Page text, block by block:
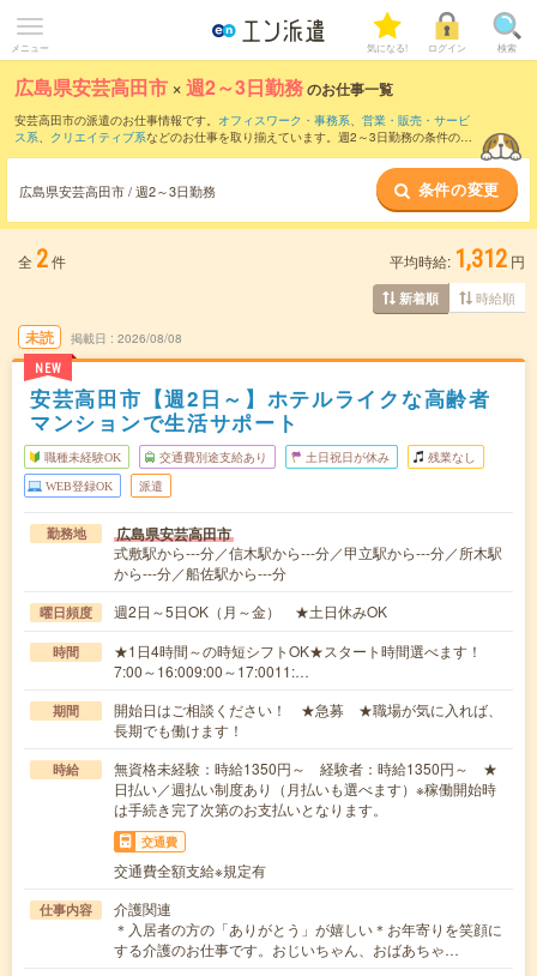
メニュー 気になる! ログイン 検索
広島県安芸高田市 ×週2～3日勤務のお仕事一覧
安芸高田市の派遣のお仕事情報です。 オフィスワーク・事務系、 営業・販売・サービ
ス系、 クリエイティブ系などのお仕事を取り揃えています。週2～3日勤務の条件の他
広島県安芸高田市 / 週2～3日勤務 条件の変更
全 2件 平均時給: 1,312 円
新着順 時給順
未読
NEW
掲載日 2026/08/08
安芸高田市【週2日～】ホテルライクな高齢者
マンションで生活サポート
職種未経験OK 交通費別途支給あり 土日祝日が休み 残業なし
WEB登録OK 派遣
勤務地 広島県安芸高田市
式敷駅から---分／信木駅から---分／甲立駅から---分／所木駅
から---分／船佐駅から---分
曜日頻度 週2日～5日OK（月～金） ★土日休みOK
時間
★1日4時間～の時短シフトOK★スタート時間選べます！
7:00～16:009:00～17:0011:…
期間
開始日はご相談ください！ ★急募 ★職場が気に入れば、
長期でも働けます！
時給
無資格未経験：時給1350円～ 経験者：時給1350円～ ★
日払い／週払い制度あり（月払いも選べます）※稼働開始時
は手続き完了次第のお支払いとなります。
交通費
交通費全額支給※規定有
仕事内容
介護関連
＊入居者の方の「ありがとう」が嬉しい＊お年寄りを笑顔に
する介護のお仕事です。おじいちゃん、おばあちゃ…